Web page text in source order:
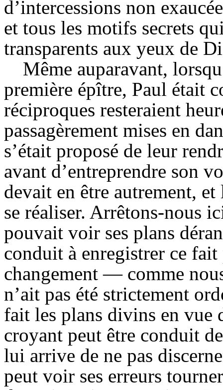
d’intercessions non
et tous les motifs secrets
transparents aux yeux de
Même auparavant,
première épître, Paul était
réciproques resteraient
passagèrement mises en
s’était proposé de leur
avant d’entreprendre son
devait en être autrement,
se réaliser. Arrêtons-nous
pouvait voir ses plans
conduit à enregistrer ce
changement — comme
n’ait pas été strictement
fait les plans divins en vue
croyant peut être conduit
lui arrive de ne pas
peut voir ses erreurs